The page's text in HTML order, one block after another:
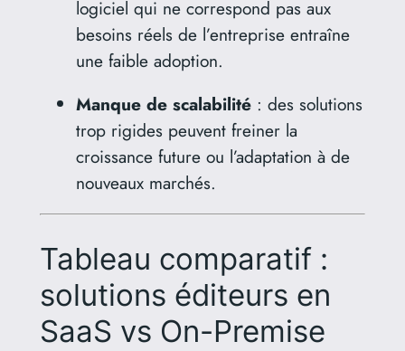
logiciel qui ne correspond pas aux
besoins réels de l’entreprise entraîne
une faible adoption.
Manque de scalabilité: des solutions
trop rigides peuvent freiner la
croissance future ou l’adaptation à de
nouveaux marchés.
Tableau comparatif :
solutions éditeurs en
SaaS vs On-Premise